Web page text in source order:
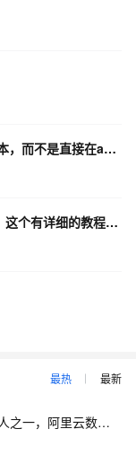
为什么选择在Java服务中调用Go单元测试脚本，而不是直接在aone实验室脚本中运行？
在云效中安装Go之后我该选择什么任务步骤，这个有详细的教程吗？
最热 最新
【大咖问答】对话PostgreSQL 中国社区发起人之一，阿里云数据库高级专家 德哥